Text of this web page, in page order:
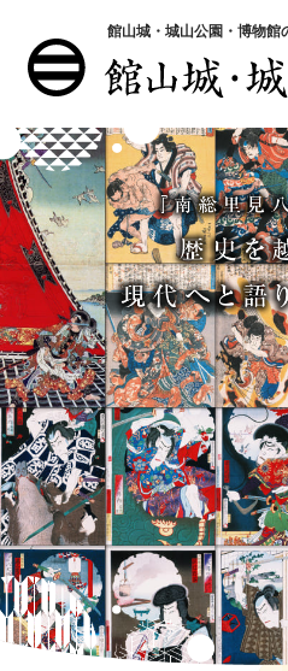
館山城・城山公園・博物館